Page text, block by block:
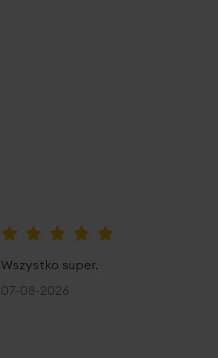
Wszystko super.
07-08-2026